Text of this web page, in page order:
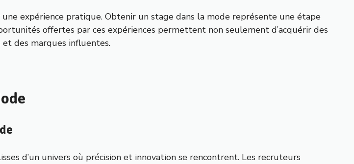
expérience pratique. Obtenir un stage dans la mode représente une étape
offertes par ces expériences permettent non seulement d’acquérir des
et des marques influentes.
d’un univers où précision et innovation se rencontrent. Les recruteurs